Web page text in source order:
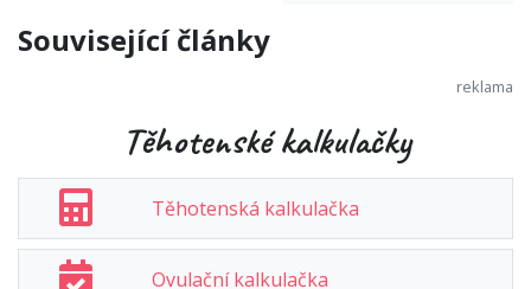
Související články
Těhotenské kalkulačky
Těhotenská kalkulačka
Ovulační kalkulačka